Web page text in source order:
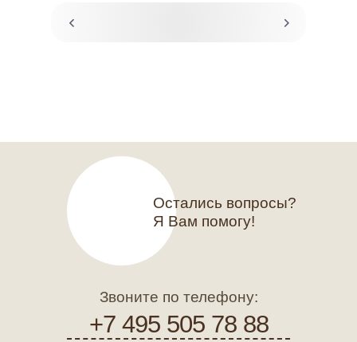
Остались вопросы?
Я Вам помогу!
Звоните по телефону:
+7 495 505 78 88